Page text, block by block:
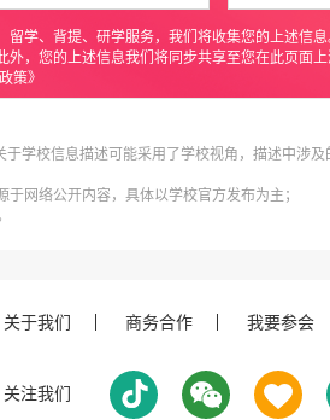
留学、背提、研学服务，我们将收集您的上述信
外，您的上述信息我们将同步共享至您在此页面
策》
学校信息描述可能采用了学校视角，描述中涉及
网络公开内容，具体以学校官方发布为主；
关于我们 商务合作 我要参会
关注我们